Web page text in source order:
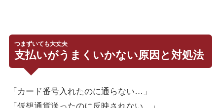
つまずいても大丈夫
支払いがうまくいかない原因と対処法
「カード番号入れたのに通らない…」